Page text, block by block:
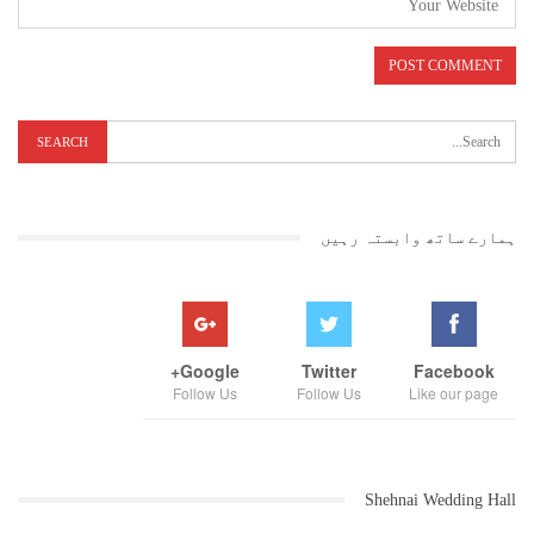
ہمارے ساتھ وابستہ رہیں
Facebook
Like our page
Twitter
Follow Us
Google+
Follow Us
Shehnai Wedding Hall